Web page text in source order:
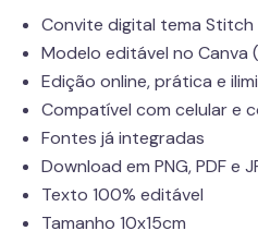
Convite digital tema Stitch
Modelo editável no Canva
Edição online, prática e
Compatível com celular e
Fontes já integradas
Download em PNG, PDF e
Texto 100% editável
Tamanho 10x15cm